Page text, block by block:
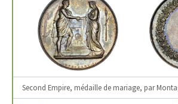
Second Empire, médaille de mariage, par